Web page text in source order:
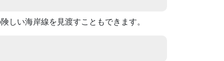
い海岸線を見渡すこともできます。